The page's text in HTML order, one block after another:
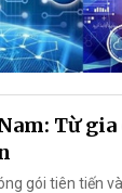
Từ
gói tiên tiến